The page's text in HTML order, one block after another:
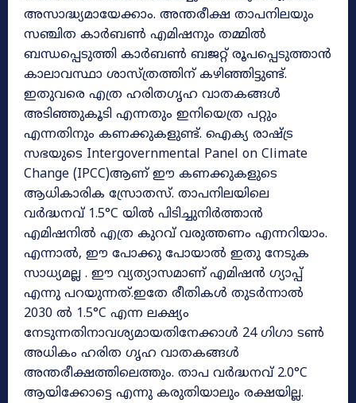
അസാദ്ധ്യമായേക്കാം. അന്തരീക്ഷ താപനിലയും
സഞ്ചിത കാർബൺ എമിഷനും തമ്മിൽ
ബന്ധപ്പെടുത്തി കാർബൺ ബജറ്റ് രൂപപ്പെടുത്താൻ
കാലാവസ്ഥാ ശാസ്ത്രത്തിന് കഴിഞ്ഞിട്ടുണ്ട്.
ഇതുവരെ എത്ര ഹരിതഗൃഹ വാതകങ്ങൾ
അടിഞ്ഞുകൂടി എന്നതും ഇനിയെത്ര പറ്റും
എന്നതിനും കണക്കുകളുണ്ട്. ഐക്യ രാഷ്ട്ര
സഭയുടെ Intergovernmental Panel on Climate
Change (IPCC)ആണ് ഈ കണക്കുകളുടെ
ആധികാരിക സ്രോതസ്. താപനിലയിലെ
വർദ്ധനവ് 1.5°C യിൽ പിടിച്ചുനിർത്താൻ
എമിഷനിൽ എത്ര കുറവ് വരുത്തണം എന്നറിയാം.
എന്നാൽ, ഈ പോക്കു പോയാൽ ഇതു നേടുക
സാധ്യമല്ല . ഈ വ്യത്യാസമാണ് എമിഷൻ ഗ്യാപ്പ്
എന്നു പറയുന്നത്.ഇതേ രീതികൾ തുടർന്നാൽ
2030 ൽ 1.5°C എന്ന ലക്ഷ്യം
നേടുന്നതിനാവശ്യമായതിനേക്കാൾ 24 ഗിഗാ ടൺ
അധികം ഹരിത ഗൃഹ വാതകങ്ങൾ
അന്തരീക്ഷത്തിലെത്തും. താപ വർദ്ധനവ് 2.0°C
ആയിക്കോട്ടെ എന്നു കരുതിയാലും രക്ഷയില്ല.